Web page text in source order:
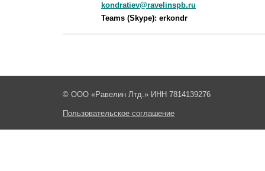
kondratiev@ravelinspb.ru
Teams (Skype): erkondr
© ООО «Равелин Лтд.» ИНН 7814139276
Пользовательское соглашение